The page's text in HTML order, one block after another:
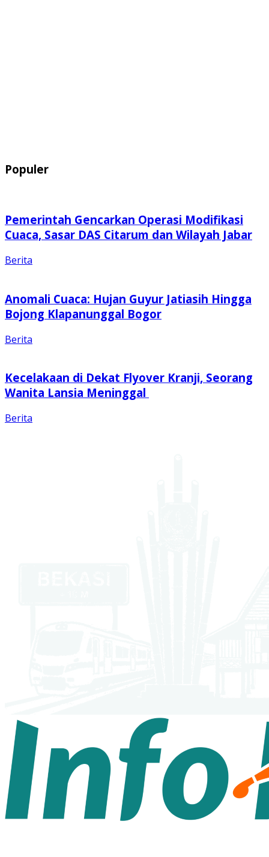
Populer
Pemerintah Gencarkan Operasi Modifikasi
Cuaca, Sasar DAS Citarum dan Wilayah Jabar
Berita
Anomali Cuaca: Hujan Guyur Jatiasih Hingga
Bojong Klapanunggal Bogor
Berita
Kecelakaan di Dekat Flyover Kranji, Seorang
Wanita Lansia Meninggal
Berita